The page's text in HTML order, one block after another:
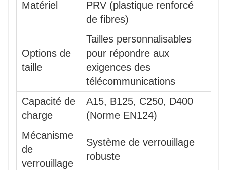
Matériel
PRV (plastique renforcé
de fibres)
Options de
taille
Tailles personnalisables
pour répondre aux
exigences des
télécommunications
Capacité de
charge
A15, B125, C250, D400
(Norme EN124)
Mécanisme
de
verrouillage
Système de verrouillage
robuste